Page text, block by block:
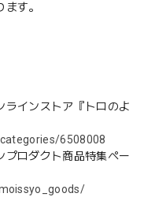
す。
インストア『トロのよ
6508008
ロダクト商品特集ペー